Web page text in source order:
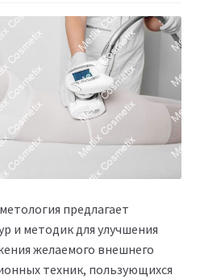
предлагает
и методик для улучшения
желаемого внешнего
техник, пользующихся